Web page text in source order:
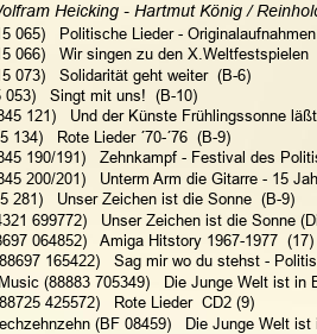
Heicking - Hartmut König /
065)   Politische Lieder -
066)   Wir singen zu den X.Weltfestspielen
073)   Solidarität geht weiter  (B-6)
053)   Singt mit uns!  (B-10)
121)   Und der Künste Frühlingssonne
134)   Rote Lieder ´70-´76  (B-9)
190/191)   Zehnkampf - Festival des
200/201)   Unterm Arm die Gitarre - 15
281)   Unser Zeichen ist die Sonne  (B-9)
699772)   Unser Zeichen ist die Sonne
064852)   Amiga Hitstory 1967-1977  (17)
165422)   Sag mir wo du stehst -
(88883 705349)   Die Junge Welt ist in
425572)   Rote Lieder  CD2 (9)
(BF 08459)   Die Junge Welt